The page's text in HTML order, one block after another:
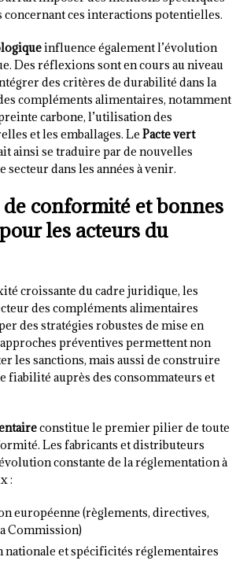
concernant ces interactions potentielles.
influence également l’évolution
Des réflexions sont en cours au niveau
des critères de durabilité dans la
compléments alimentaires, notamment
carbone, l’utilisation des
et les emballages. Le Pacte vert
ainsi se traduire par de nouvelles
secteur dans les années à venir.
de conformité et bonnes
les acteurs du
croissante du cadre juridique, les
des compléments alimentaires
des stratégies robustes de mise en
préventives permettent non
les sanctions, mais aussi de construire
fiabilité auprès des consommateurs et
constitue le premier pilier de toute
Les fabricants et distributeurs
constante de la réglementation à
:
européenne (règlements, directives,
Commission)
et spécificités réglementaires